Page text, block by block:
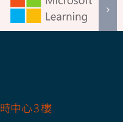
中心 3 樓